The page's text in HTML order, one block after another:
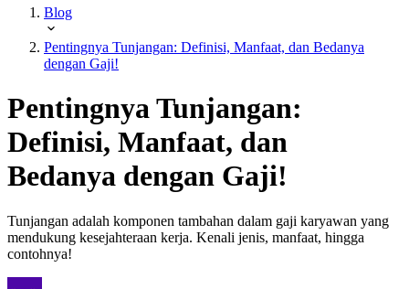
Blog
Pentingnya Tunjangan: Definisi, Manfaat, dan Bedanya
dengan Gaji!
Pentingnya Tunjangan:
Definisi, Manfaat, dan
Bedanya dengan Gaji!
Tunjangan adalah komponen tambahan dalam gaji karyawan yang
mendukung kesejahteraan kerja. Kenali jenis, manfaat, hingga
contohnya!